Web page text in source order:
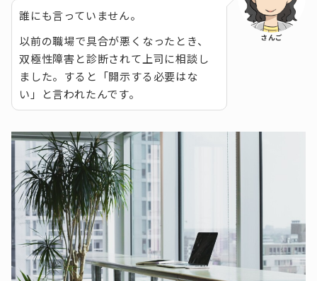
誰にも言っていません。
以前の職場で具合が悪くなったとき、
双極性障害と診断されて上司に相談し
ました。すると「開示する必要はな
い」と言われたんです。
さんご